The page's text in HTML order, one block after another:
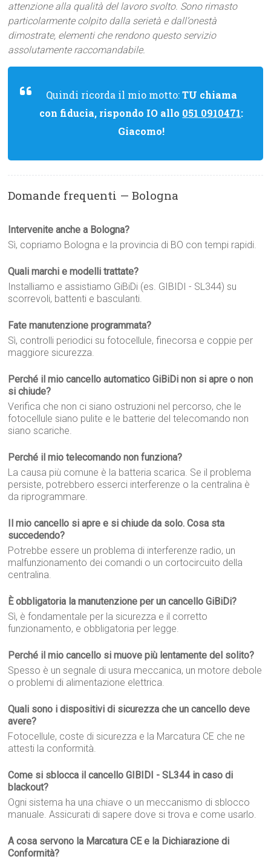
attenzione alla qualità del lavoro svolto. Sono rimasto
particolarmente colpito dalla serietà e dall’onestà
dimostrate, elementi che rendono questo servizio
assolutamente raccomandabile.
Quindi ricorda il mio motto:TU chiama
con fiducia, rispondo IO allo 051 0910471:
Giacomo!
Domande frequenti — Bologna
Intervenite anche a Bologna?
Sì, copriamo Bologna e la provincia di BO con tempi rapidi.
Quali marchi e modelli trattate?
Installiamo e assistiamo GiBiDi (es. GIBIDI - SL344) su
scorrevoli, battenti e basculanti.
Fate manutenzione programmata?
Sì, controlli periodici su fotocellule, finecorsa e coppie per
maggiore sicurezza.
Perché il mio cancello automatico GiBiDi non si apre o non
si chiude?
Verifica che non ci siano ostruzioni nel percorso, che le
fotocellule siano pulite e le batterie del telecomando non
siano scariche.
Perché il mio telecomando non funziona?
La causa più comune è la batteria scarica. Se il problema
persiste, potrebbero esserci interferenze o la centralina è
da riprogrammare.
Il mio cancello si apre e si chiude da solo. Cosa sta
succedendo?
Potrebbe essere un problema di interferenze radio, un
malfunzionamento dei comandi o un cortocircuito della
centralina.
È obbligatoria la manutenzione per un cancello GiBiDi?
Sì, è fondamentale per la sicurezza e il corretto
funzionamento, e obbligatoria per legge.
Perché il mio cancello si muove più lentamente del solito?
Spesso è un segnale di usura meccanica, un motore debole
o problemi di alimentazione elettrica.
Quali sono i dispositivi di sicurezza che un cancello deve
avere?
Fotocellule, coste di sicurezza e la Marcatura CE che ne
attesti la conformità.
Come si sblocca il cancello GIBIDI - SL344 in caso di
blackout?
Ogni sistema ha una chiave o un meccanismo di sblocco
manuale. Assicurati di sapere dove si trova e come usarlo.
A cosa servono la Marcatura CE e la Dichiarazione di
Conformità?